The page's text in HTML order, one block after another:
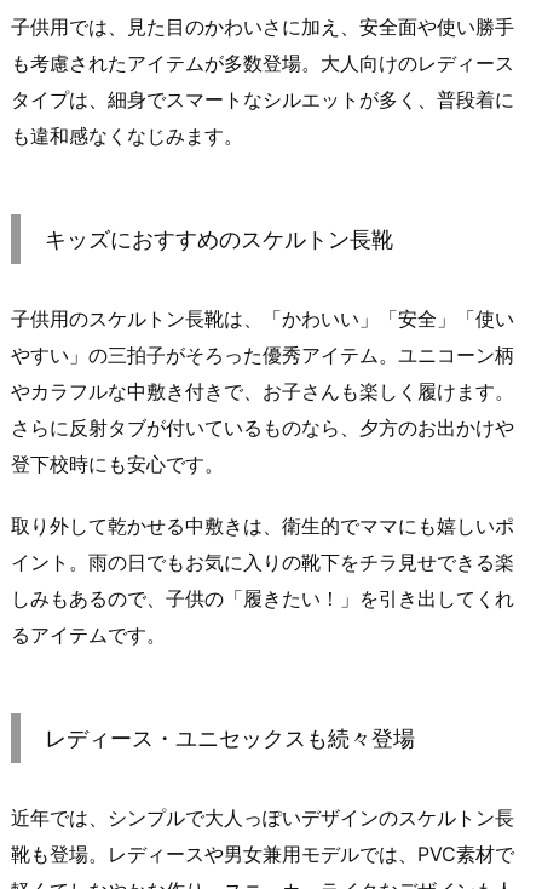
子供用では、見た目のかわいさに加え、安全面や使い勝手
も考慮されたアイテムが多数登場。大人向けのレディース
タイプは、細身でスマートなシルエットが多く、普段着に
も違和感なくなじみます。
キッズにおすすめのスケルトン長靴
子供用のスケルトン長靴は、「かわいい」「安全」「使い
やすい」の三拍子がそろった優秀アイテム。ユニコーン柄
やカラフルな中敷き付きで、お子さんも楽しく履けます。
さらに反射タブが付いているものなら、夕方のお出かけや
登下校時にも安心です。
取り外して乾かせる中敷きは、衛生的でママにも嬉しいポ
イント。雨の日でもお気に入りの靴下をチラ見せできる楽
しみもあるので、子供の「履きたい！」を引き出してくれ
るアイテムです。
レディース・ユニセックスも続々登場
近年では、シンプルで大人っぽいデザインのスケルトン長
靴も登場。レディースや男女兼用モデルでは、PVC素材で